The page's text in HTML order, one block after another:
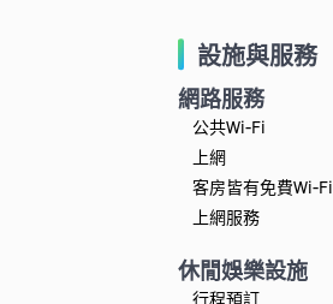
設施與服務
網路服務
公共Wi-Fi
上網
客房皆有免費Wi-Fi
上網服務
休閒娛樂設施
行程預訂